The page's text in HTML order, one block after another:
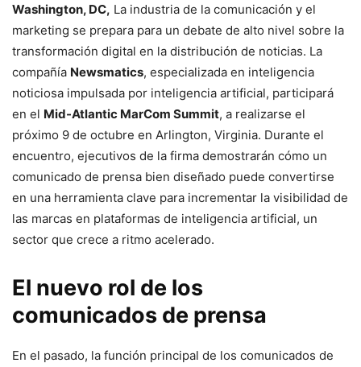
Washington, DC, La industria de la comunicación y el
marketing se prepara para un debate de alto nivel sobre la
transformación digital en la distribución de noticias. La
compañía Newsmatics, especializada en inteligencia
noticiosa impulsada por inteligencia artificial, participará
en el Mid-Atlantic MarCom Summit, a realizarse el
próximo 9 de octubre en Arlington, Virginia. Durante el
encuentro, ejecutivos de la firma demostrarán cómo un
comunicado de prensa bien diseñado puede convertirse
en una herramienta clave para incrementar la visibilidad de
las marcas en plataformas de inteligencia artificial, un
sector que crece a ritmo acelerado.
El nuevo rol de los
comunicados de prensa
En el pasado, la función principal de los comunicados de